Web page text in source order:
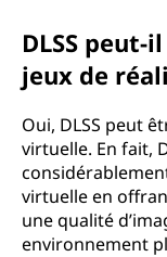
DLSS
jeux de
Oui, DLSS peut
virtuelle. En fait,
virtuelle en
une qualité
environnement